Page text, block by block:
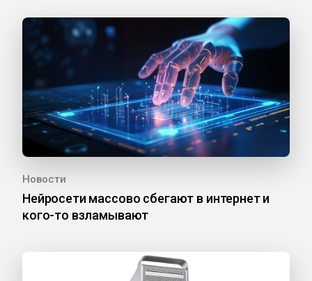
Новости
Нейросети массово сбегают в интернет и
кого-то взламывают